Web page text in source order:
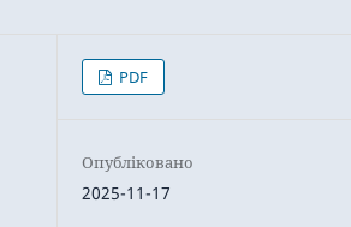
PDF
Опубліковано
2025-11-17